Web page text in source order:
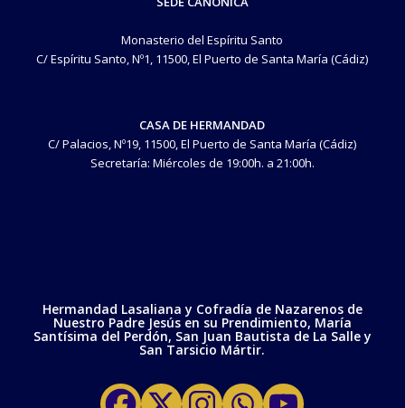
Monasterio del Espíritu Santo
C/ Espíritu Santo, Nº1, 11500, El Puerto de Santa María (Cádiz)
CASA DE HERMANDAD
C/ Palacios, Nº19, 11500, El Puerto de Santa María (Cádiz)
Secretaría: Miércoles de 19:00h. a 21:00h.
Hermandad Lasaliana y Cofradía de Nazarenos de
Nuestro Padre Jesús en su Prendimiento, María
Santísima del Perdón, San Juan Bautista de La Salle y
San Tarsicio Mártir.